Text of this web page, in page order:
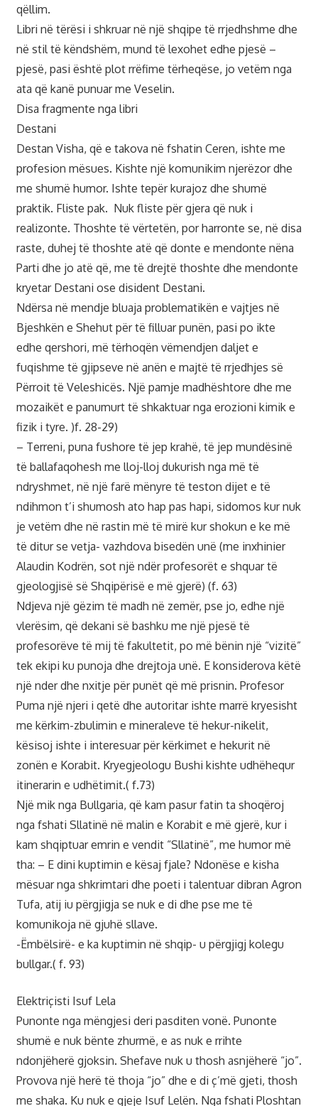
qëllim.
Libri në tërësi i shkruar në një shqipe të rrjedhshme dhe
në stil të këndshëm, mund të lexohet edhe pjesë –
pjesë, pasi është plot rrëfime tërheqëse, jo vetëm nga
ata që kanë punuar me Veselin.
Disa fragmente nga libri
Destani
Destan Visha, që e takova në fshatin Ceren, ishte me
profesion mësues. Kishte një komunikim njerëzor dhe
me shumë humor. Ishte tepër kurajoz dhe shumë
praktik. Fliste pak. Nuk fliste për gjera që nuk i
realizonte. Thoshte të vërtetën, por harronte se, në disa
raste, duhej të thoshte atë që donte e mendonte nëna
Parti dhe jo atë që, me të drejtë thoshte dhe mendonte
kryetar Destani ose disident Destani.
Ndërsa në mendje bluaja problematikën e vajtjes në
Bjeshkën e Shehut për të filluar punën, pasi po ikte
edhe qershori, më tërhoqën vëmendjen daljet e
fuqishme të gjipseve në anën e majtë të rrjedhjes së
Përroit të Veleshicës. Një pamje madhështore dhe me
mozaikët e panumurt të shkaktuar nga erozioni kimik e
fizik i tyre. )f. 28-29)
– Terreni, puna fushore të jep krahë, të jep mundësinë
të ballafaqohesh me lloj-lloj dukurish nga më të
ndryshmet, në një farë mënyre të teston dijet e të
ndihmon t’i shumosh ato hap pas hapi, sidomos kur nuk
je vetëm dhe në rastin më të mirë kur shokun e ke më
të ditur se vetja- vazhdova bisedën unë (me inxhinier
Alaudin Kodrën, sot një ndër profesorët e shquar të
gjeologjisë së Shqipërisë e më gjerë) (f. 63)
Ndjeva një gëzim të madh në zemër, pse jo, edhe një
vlerësim, që dekani së bashku me një pjesë të
profesorëve të mij të fakultetit, po më bënin një “vizitë”
tek ekipi ku punoja dhe drejtoja unë. E konsiderova këtë
një nder dhe nxitje për punët që më prisnin. Profesor
Puma një njeri i qetë dhe autoritar ishte marrë kryesisht
me kërkim-zbulimin e mineraleve të hekur-nikelit,
kësisoj ishte i interesuar për kërkimet e hekurit në
zonën e Korabit. Kryegjeologu Bushi kishte udhëhequr
itinerarin e udhëtimit.( f.73)
Një mik nga Bullgaria, që kam pasur fatin ta shoqëroj
nga fshati Sllatinë në malin e Korabit e më gjerë, kur i
kam shqiptuar emrin e vendit “Sllatinë”, me humor më
tha: – E dini kuptimin e kësaj fjale? Ndonëse e kisha
mësuar nga shkrimtari dhe poeti i talentuar dibran Agron
Tufa, atij iu përgjigja se nuk e di dhe pse me të
komunikoja në gjuhë sllave.
-Ëmbëlsirë- e ka kuptimin në shqip- u përgjigj kolegu
bullgar.( f. 93)
Elektriçisti Isuf Lela
Punonte nga mëngjesi deri pasditen vonë. Punonte
shumë e nuk bënte zhurmë, e as nuk e rrihte
ndonjëherë gjoksin. Shefave nuk u thosh asnjëherë “jo”.
Provova një herë të thoja “jo” dhe e di ç’më gjeti, thosh
me shaka. Ku nuk e gjeje Isuf Lelën. Nga fshati Ploshtan